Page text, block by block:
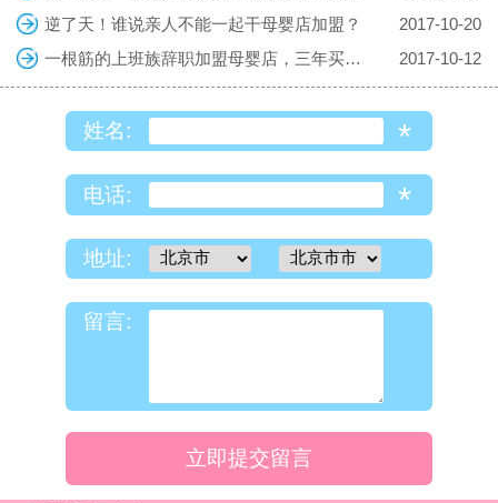
逆了天！谁说亲人不能一起干母婴店加盟？
2017-10-20
一根筋的上班族辞职加盟母婴店，三年买车房
2017-10-12
姓名: *
电话: *
地址:
留言:
立即提交留言